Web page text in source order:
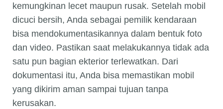
kemungkinan lecet maupun rusak. Setelah mobil
dicuci bersih, Anda sebagai pemilik kendaraan
bisa mendokumentasikannya dalam bentuk foto
dan video. Pastikan saat melakukannya tidak ada
satu pun bagian ekterior terlewatkan. Dari
dokumentasi itu, Anda bisa memastikan mobil
yang dikirim aman sampai tujuan tanpa
kerusakan.